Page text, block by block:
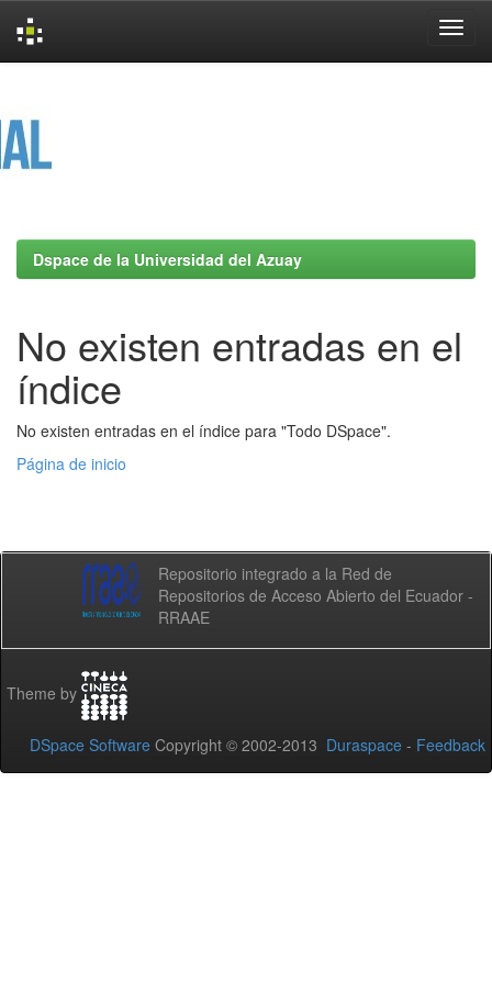
Dspace de la Universidad del Azuay
No existen entradas en el
índice
No existen entradas en el índice para "Todo DSpace".
Página de inicio
Repositorio integrado a la Red de
Repositorios de Acceso Abierto del Ecuador -
RRAAE
Theme by
DSpace Software Copyright © 2002-2013 Duraspace - Feedback